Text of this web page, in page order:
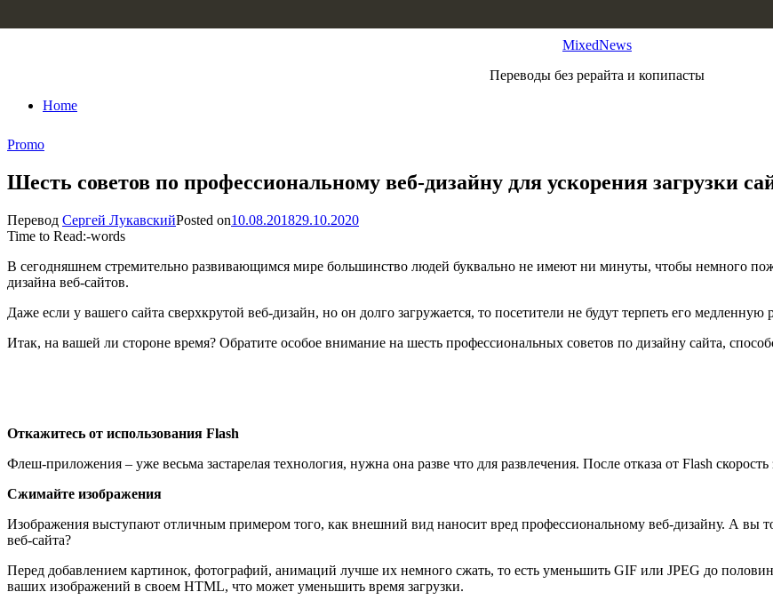
MixedNews
Переводы без рерайта и копипасты
Home
Promo
Шесть советов по профессиональному веб-дизайну для ускорения загрузки
Перевод Сергей ЛукавскийPosted on10.08.201829.10.2020
Time to Read:-words
В сегодняшнем стремительно развивающимся мире большинство людей буквально не имеют ни минуты, чтобы немного
дизайна веб-сайтов.
Даже если у вашего сайта сверхкрутой веб-дизайн, но он долго загружается, то посетители не будут терпеть его медленную
Итак, на вашей ли стороне время? Обратите особое внимание на шесть профессиональных советов по дизайну сайта,
Откажитесь от использования Flash
Флеш-приложения – уже весьма застарелая технология, нужна она разве что для развлечения. После отказа от Flash
Сжимайте изображения
Изображения выступают отличным примером того, как внешний вид наносит вред профессиональному веб-дизайну. А вы
веб-сайта?
Перед добавлением картинок, фотографий, анимаций лучше их немного сжать, то есть уменьшить GIF или JPEG до
ваших изображений в своем HTML, что может уменьшить время загрузки.